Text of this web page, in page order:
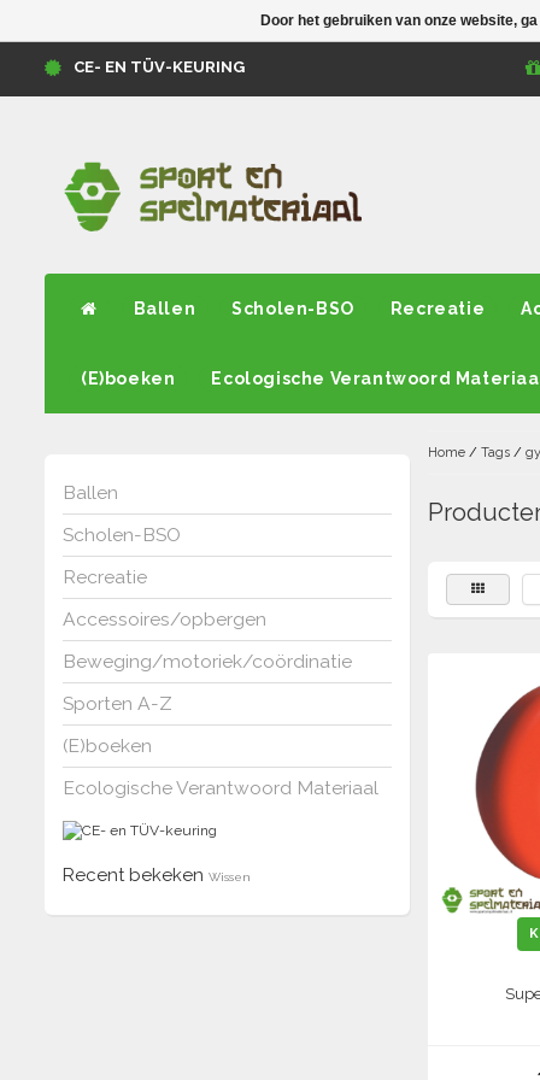
CE- EN TÜV-KEURING
Ballen Scholen-BSO Recreatie
(E)boeken Ecologische Verantwoord
Ballen
Scholen-BSO
Recreatie
Accessoires/opbergen
Beweging/motoriek/coördinatie
Sporten A-Z
(E)boeken
Ecologische Verantwoord Materiaal
Recent bekeken Wissen
Home/ Tags/
Door het gebruiken van onze website,